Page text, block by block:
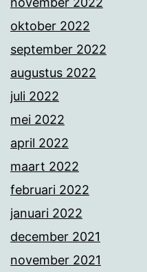
oktober 2022
september 2022
augustus 2022
juli 2022
mei 2022
april 2022
maart 2022
februari 2022
januari 2022
december 2021
november 2021